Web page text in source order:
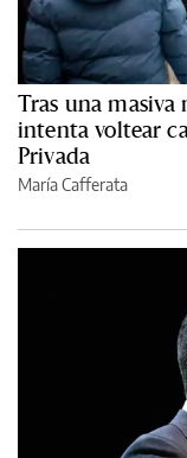
Tras una masiva
intenta voltear
Privada
María Cafferata